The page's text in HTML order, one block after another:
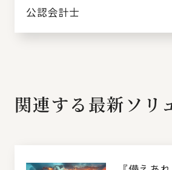
公認会計士
関連する最新ソリ